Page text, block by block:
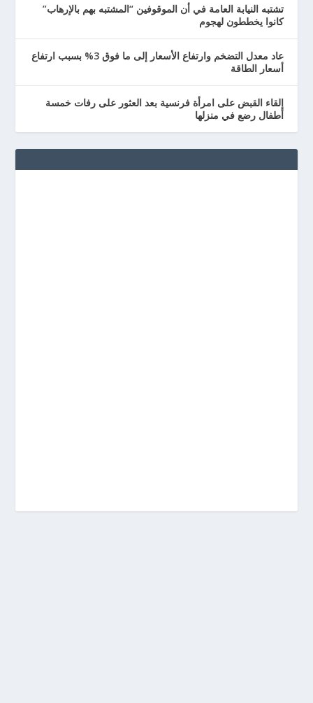
تشتبه النيابة العامة في أن الموقوفين “المشتبه بهم بالإرهاب”
كانوا يخططون لهجوم
عاد معدل التضخم وارتفاع الأسعار إلى ما فوق 3% بسبب ارتفاع
أسعار الطاقة
إلقاء القبض على امرأة فرنسية بعد العثور على رفات خمسة
أطفال رضع في منزلها